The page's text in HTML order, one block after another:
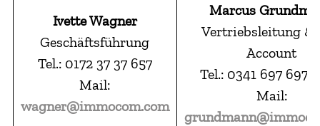
Ivette Wagner
Geschäftsführung
Tel.: 0172 37 37 657
Mail:
wagner@immocom.com
Marcus
Vertriebsleitung &
Account
Tel.: 0341 697 697
Mail: